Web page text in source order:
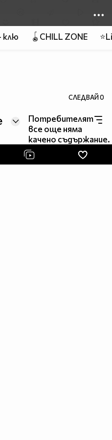
клю 🪀CHILL ZONE
СЛЕДВАЙ0
Потребителят
все още няма
качено съдържание.